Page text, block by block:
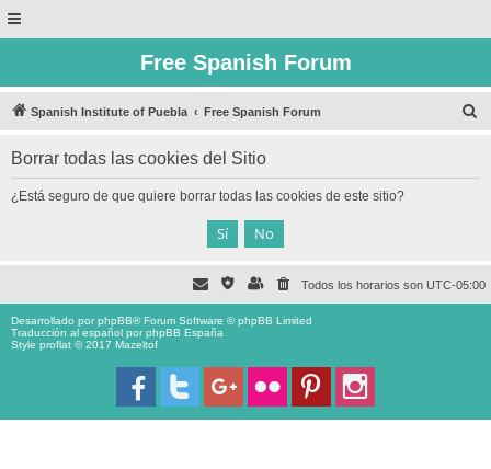
Free Spanish Forum
Spanish Institute of Puebla Free Spanish Forum
Borrar todas las cookies del Sitio
¿Está seguro de que quiere borrar todas las cookies de este sitio?
Todos los horarios son UTC-05:00
Desarrollado porphpBB® Forum Software © phpBB Limited
Traducción al español porphpBB España
Style proflat © 2017 Mazeltof